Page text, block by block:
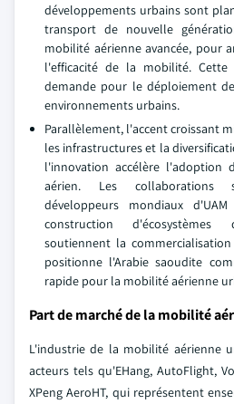
développements urbains sont
transport de nouvelle
mobilité aérienne avancée, pour
l'efficacité de la mobilité.
demande pour le déploiement
environnements urbains.
Parallèlement, l'accent croissant
les infrastructures et la
l'innovation accélère l'adoption
aérien. Les collaborations
développeurs mondiaux
construction
soutiennent la
positionne l'Arabie saoudite
rapide pour la mobilité aérienne
Part de marché de la mobilité
L'industrie de la mobilité aérienne
acteurs tels qu'EHang, AutoFlight,
XPeng AeroHT, qui représentent